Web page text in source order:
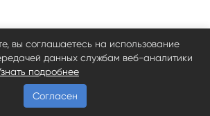
вы соглашаетесь на использование
данных службам веб-аналитики
подробнее
Согласен